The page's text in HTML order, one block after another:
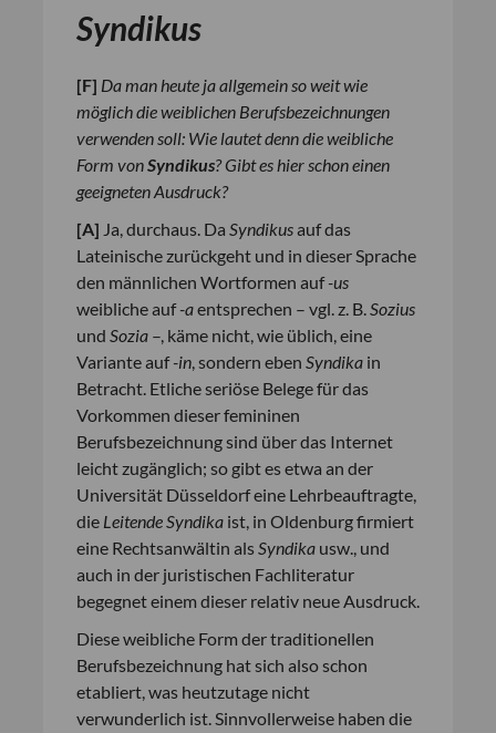
Syndikus
[F] Da man heute ja allgemein so weit wie
möglich die weiblichen Berufsbezeichnungen
verwenden soll: Wie lautet denn die weibliche
Form vonSyndikus? Gibt es hier schon einen
geeigneten Ausdruck?
[A] Ja, durchaus. Da Syndikusauf das
Lateinische zurückgeht und in dieser Sprache
den männlichen Wortformen auf-us
weibliche auf-aentsprechen – vgl. z. B.Sozius
und Sozia –, käme nicht, wie üblich, eine
Variante auf-in, sondern eben Syndika in
Betracht. Etliche seriöse Belege für das
Vorkommen dieser femininen
Berufsbezeichnung sind über das Internet
leicht zugänglich; so gibt es etwa an der
Universität Düsseldorf eine Lehrbeauftragte,
die Leitende Syndika ist, in Oldenburg firmiert
eine Rechtsanwältin alsSyndika usw., und
auch in der juristischen Fachliteratur
begegnet einem dieser relativ neue Ausdruck.
Diese weibliche Form der traditionellen
Berufsbezeichnung hat sich also schon
etabliert, was heutzutage nicht
verwunderlich ist. Sinnvollerweise haben die